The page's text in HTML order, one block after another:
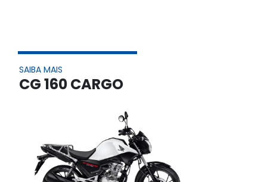
SAIBA MAIS
CG 160 CARGO